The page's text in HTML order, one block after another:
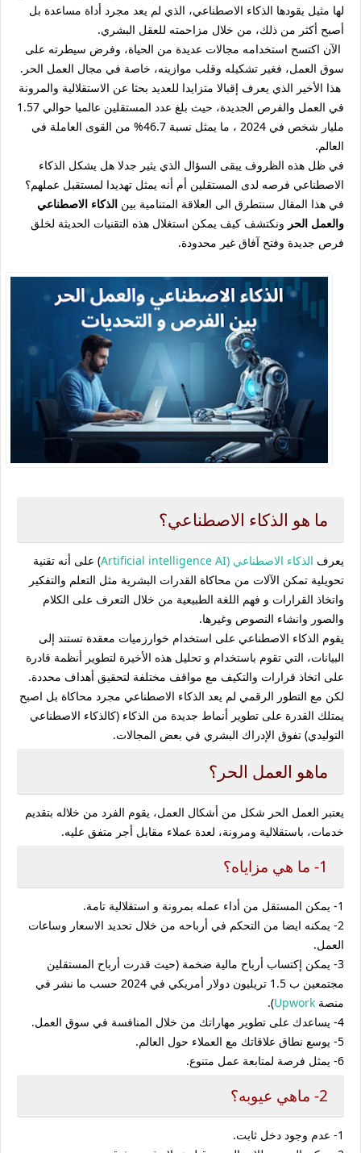
لها مثيل يقودها الذكاء الاصطناعي، الذي لم يعد مجرد أداة مساعدة بل
أصبح أكثر من ذلك، من خلال مزاحمته للعقل البشري.
الآن اكتسح استخدامه مجالات عديدة من الحياة، وفرض سيطرته على
سوق العمل، فغير تشكيله وقلب موازينه، خاصة في مجال العمل الحر.
هذا الأخير الذي يعرف إقبالا متزايدا للعديد بحثا عن الاستقلالية والمرونة
في العمل والفرص الجديدة، حيث بلغ عدد المستقلين عالميا حوالي 1.57
مليار شخص في 2024 ، ما يمثل نسبة 46.7% من القوى العاملة في
العالم.
في ظل هذه الظروف يبقى السؤال الذي يثير جدلا هل يشكل الذكاء
الاصطناعي فرصه لدى المستقلين أم أنه يمثل تهديدا لمستقبل عملهم؟
في هذا المقال سنتطرق الى العلاقة المتنامية بين الذكاء الاصطناعي
والعمل الحر ونكتشف كيف يمكن استغلال هذه التقنيات الحديثة لخلق
فرص جديدة وفتح آفاق غير محدودة.
ما هو الذكاء الاصطناعي؟
يعرف الذكاء الاصطناعي (Artificial intelligence AI
) على أنه تقنية
تحويلية تمكن الآلات من محاكاة القدرات البشرية مثل التعلم والتفكير
واتخاذ القرارات و فهم اللغة الطبيعية من خلال التعرف على الكلام
والصور وانشاء النصوص وغيرها.
يقوم الذكاء الاصطناعي على استخدام خوارزميات معقدة تستند إلى
البيانات، التي تقوم باستخدام و تحليل هذه الأخيرة لتطوير أنظمة قادرة
على اتخاذ قرارات والتكيف مع مواقف مختلفة لتحقيق أهداف محددة.
لكن مع التطور الرقمي لم يعد الذكاء الاصطناعي مجرد محاكاة بل اصبح
يمتلك القدرة على تطوير أنماط جديدة من الذكاء (كالذكاء الاصطناعي
التوليدي) تفوق الإدراك البشري في بعض المجالات.
ماهو العمل الحر؟
يعتبر العمل الحر شكل من أشكال العمل، يقوم الفرد من خلاله بتقديم
خدمات، باستقلالية ومرونة، لعدة عملاء مقابل أجر متفق عليه.
1- ما هي مزاياه؟
1- يمكن المستقل من أداء عمله بمرونة و استقلالية تامة.
2- يمكنه ايضا من التحكم في أرباحه من خلال تحديد الاسعار وساعات
العمل.
3- يمكن إكتساب أرباح مالية ضخمة (حيث قدرت أرباح المستقلين
مجتمعين ب 1.5 تريليون دولار أمريكي في 2024 حسب ما نشر في
منصة Upwork
).
4- يساعدك على تطوير مهاراتك من خلال المنافسة في سوق العمل.
5- يوسع نطاق علاقاتك مع العملاء حول العالم.
6- يمثل فرصة لمتابعة عمل متنوع.
2- ماهي عيوبه؟
1- عدم وجود دخل ثابت.